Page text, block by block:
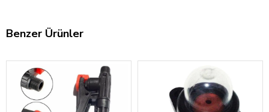
Benzer Ürünler